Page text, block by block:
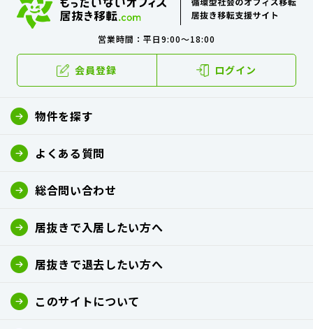
営業時間：平日9:00～18:00
会員登録 ログイン
物件を探す
よくある質問
総合問い合わせ
居抜きで入居したい方へ
居抜きで退去したい方へ
このサイトについて